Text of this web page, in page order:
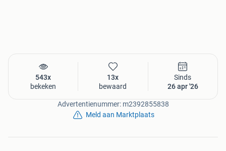
543x
bekeken
13x
bewaard
Sinds
26 apr '26
Advertentienummer: m2392855838
Meld aan Marktplaats